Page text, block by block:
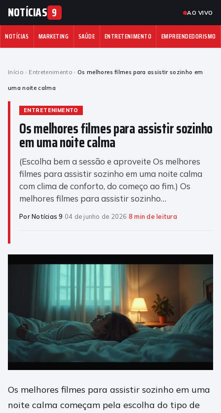
NOTÍCIAS 9 AO VIVO
NOTÍCIAS MARKETING SAÚDE ENTRETENIMENTO EMPREENDEDORISMO
Início › Entretenimento › Os melhores filmes para assistir sozinho em
uma noite calma
ENTRETENIMENTO
Os melhores filmes para assistir sozinho
em uma noite calma
(Escolha bem a sessão e aproveite Os melhores
filmes para assistir sozinho em uma noite calma
com clima de conforto, do começo ao fim.) Os
melhores filmes para assistir sozinho…
Por Notícias 9·04 de junho de 2026·8 min de leitura
Os melhores filmes para assistir sozinho em uma
noite calma começam pela escolha do tipo de